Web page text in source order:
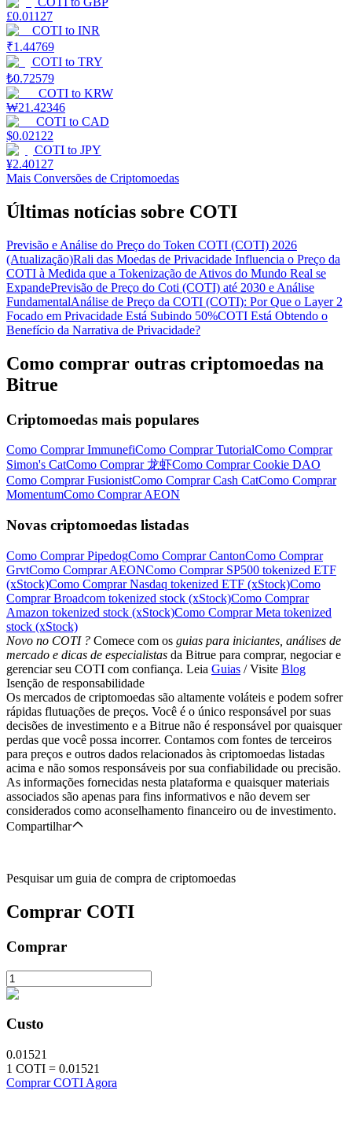
£0.01127
COTI to INR
₹1.44769
COTI to TRY
₺0.72579
COTI to KRW
₩21.42346
COTI to CAD
$0.02122
COTI to JPY
¥2.40127
Mais Conversões de Criptomoedas
Últimas notícias sobre COTI
Previsão e Análise do Preço do Token COTI (COTI) 2026
(Atualização)Rali das Moedas de Privacidade Influencia o Preço da
COTI à Medida que a Tokenização de Ativos do Mundo Real se
ExpandePrevisão de Preço do Coti (COTI) até 2030 e Análise
FundamentalAnálise de Preço da COTI (COTI): Por Que o Layer 2
Focado em Privacidade Está Subindo 50%COTI Está Obtendo o
Benefício da Narrativa de Privacidade?
Como comprar outras criptomoedas na
Bitrue
Criptomoedas mais populares
Como Comprar ImmunefiComo Comprar TutorialComo Comprar
Simon's CatComo Comprar 龙虾Como Comprar Cookie DAO
Como Comprar FusionistComo Comprar Cash CatComo Comprar
MomentumComo Comprar AEON
Novas criptomoedas listadas
Como Comprar PipedogComo Comprar CantonComo Comprar
GrvtComo Comprar AEONComo Comprar SP500 tokenized ETF
(xStock)Como Comprar Nasdaq tokenized ETF (xStock)Como
Comprar Broadcom tokenized stock (xStock)Como Comprar
Amazon tokenized stock (xStock)Como Comprar Meta tokenized
stock (xStock)
Novo no COTI ? Comece com os guias para iniciantes, análises de
mercado e dicas de especialistas da Bitrue para comprar, negociar e
gerenciar seu COTI com confiança. Leia Guias / Visite Blog
Isenção de responsabilidade
Os mercados de criptomoedas são altamente voláteis e podem sofrer
rápidas flutuações de preços. Você é o único responsável por suas
decisões de investimento e a Bitrue não é responsável por quaisquer
perdas que você possa incorrer. Contamos com fontes de terceiros
para preços e outros dados relacionados às criptomoedas listadas
acima e não somos responsáveis por sua confiabilidade ou precisão.
As informações fornecidas nesta plataforma e quaisquer materiais
associados são apenas para fins informativos e não devem ser
considerados como aconselhamento financeiro ou de investimento.
Compartilhar
Pesquisar um guia de compra de criptomoedas
Comprar COTI
Comprar
Custo
0.01521
1 COTI = 0.01521
Comprar COTI Agora